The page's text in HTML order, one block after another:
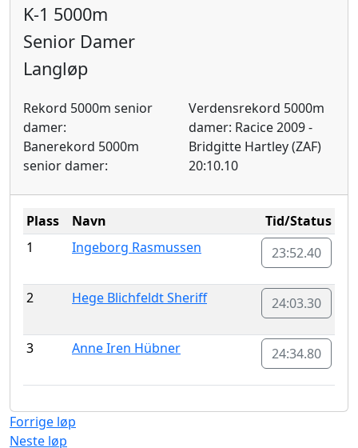
K-1 5000m
Senior Damer
Langløp
Rekord 5000m senior
damer:
Banerekord 5000m
senior damer:
Verdensrekord 5000m
damer: Racice 2009 -
Bridgitte Hartley (ZAF)
20:10.10
Plass Navn
Tid/Status
1
Ingeborg Rasmussen 23:52.40
2 Hege Blichfeldt Sheriff 24:03.30
3 Anne Iren Hübner 24:34.80
Forrige løp
Neste løp